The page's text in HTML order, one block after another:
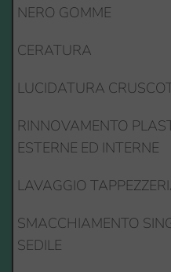
NERO GOMME
CERATURA
LUCIDATURA
RINNOVAMENTO
ESTERNE ED INTERNE
LAVAGGIO
SMACCHIAMENTO
SEDILE